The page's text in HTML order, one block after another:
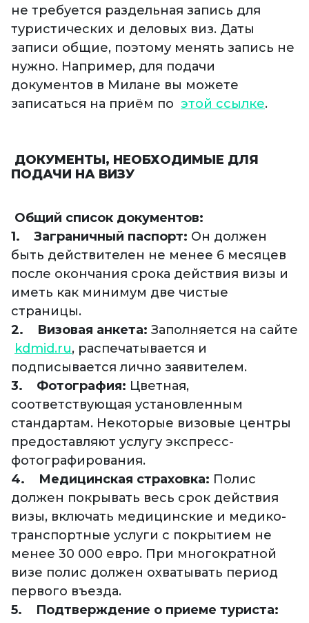
не требуется раздельная запись для
туристических и деловых виз. Даты
записи общие, поэтому менять запись не
нужно. Например, для подачи
документов в Милане вы можете
записаться на приём по этой ссылке.
ДОКУМЕНТЫ, НЕОБХОДИМЫЕ ДЛЯ
ПОДАЧИ НА ВИЗУ
Общий список документов:
1. Заграничный паспорт: Он должен
быть действителен не менее 6 месяцев
после окончания срока действия визы и
иметь как минимум две чистые
страницы.
2. Визовая анкета: Заполняется на сайте
kdmid.ru, распечатывается и
подписывается лично заявителем.
3. Фотография: Цветная,
соответствующая установленным
стандартам. Некоторые визовые центры
предоставляют услугу экспресс-
фотографирования.
4. Медицинская страховка: Полис
должен покрывать весь срок действия
визы, включать медицинские и медико-
транспортные услуги с покрытием не
менее 30 000 евро. При многократной
визе полис должен охватывать период
первого въезда.
5. Подтверждение о приеме туриста: